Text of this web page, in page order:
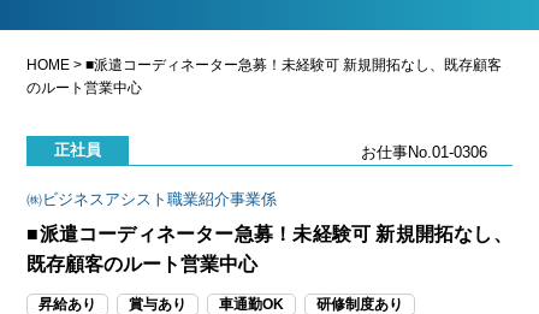
HOME >■派遣コーディネーター急募！未経験可 新規開拓なし、既存顧客
のルート営業中心
正社員 お仕事No.01-0306
㈱ビジネスアシスト職業紹介事業係
■派遣コーディネーター急募！未経験可 新規開拓なし、
既存顧客のルート営業中心
昇給あり 賞与あり 車通勤OK
研修制度あり